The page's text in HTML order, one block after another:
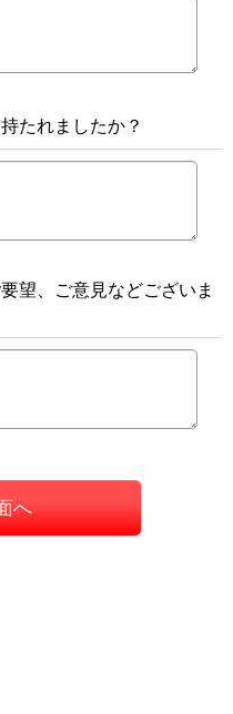
たれましたか？
望、ご意見などございま
へ